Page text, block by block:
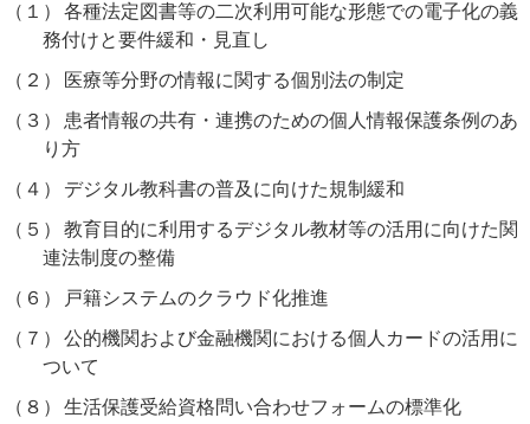
（１）
各種法定図書等の二次利用可能な形態での電子化の義
務付けと要件緩和・見直し
（２）
医療等分野の情報に関する個別法の制定
（３）
患者情報の共有・連携のための個人情報保護条例のあ
り方
（４）
デジタル教科書の普及に向けた規制緩和
（５）
教育目的に利用するデジタル教材等の活用に向けた関
連法制度の整備
（６）
戸籍システムのクラウド化推進
（７）
公的機関および金融機関における個人カードの活用に
ついて
（８）
生活保護受給資格問い合わせフォームの標準化